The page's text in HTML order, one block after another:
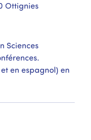
Ottignies
Sciences
en espagnol) en